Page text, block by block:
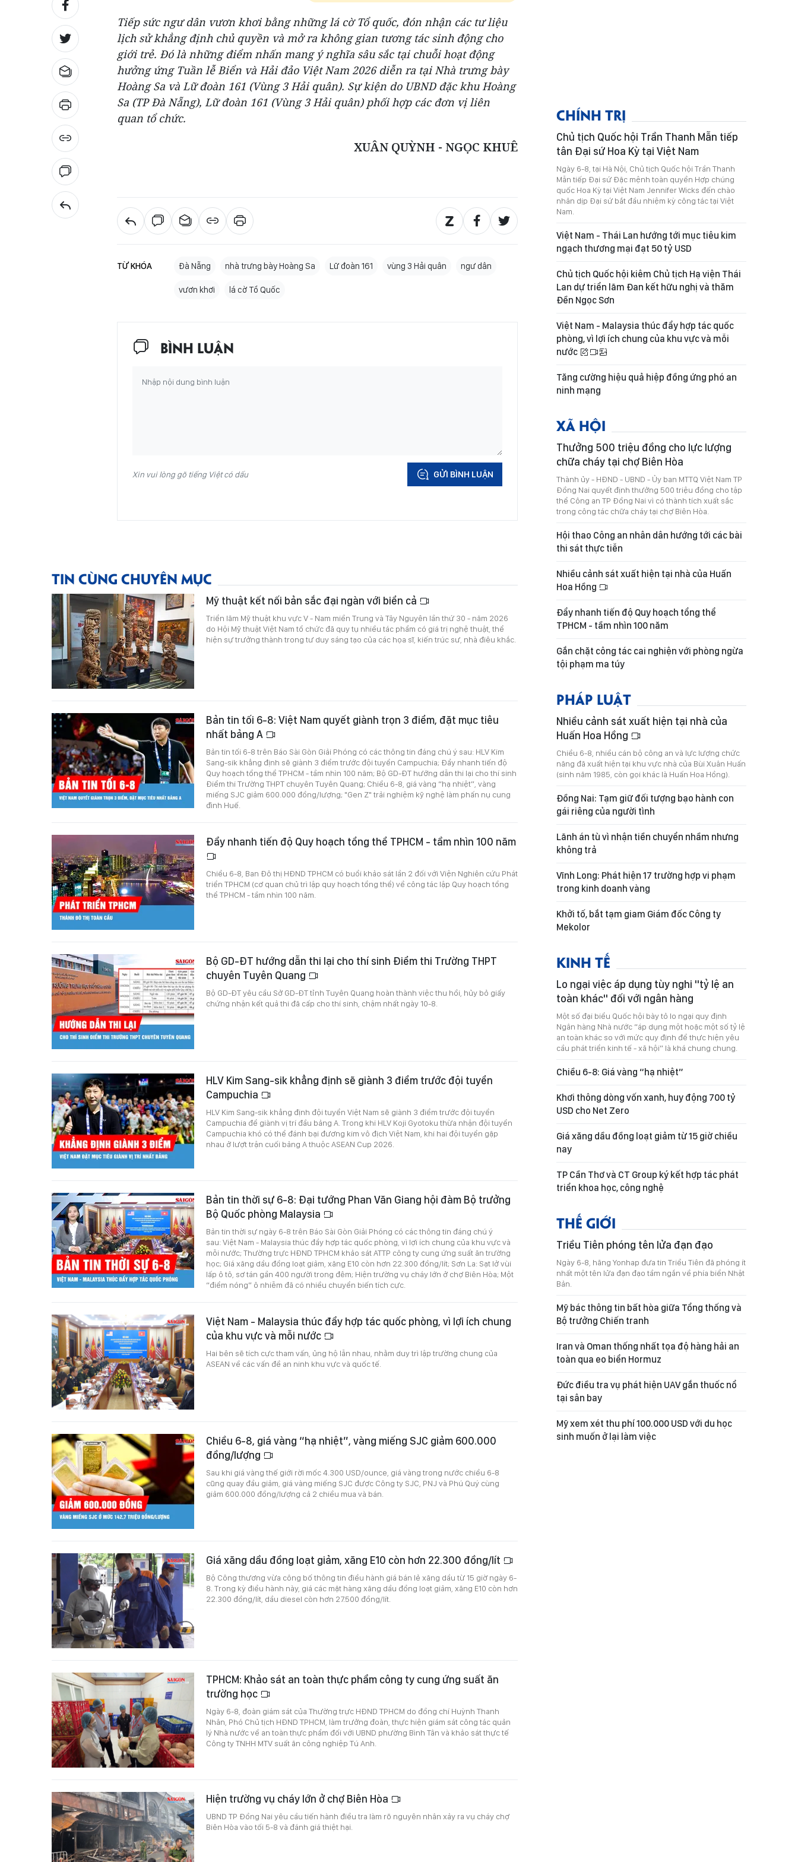
Tiếp sức ngư dân vươn khơi bằng những lá cờ Tổ quốc, đón nhận các tư liệu
lịch sử khẳng định chủ quyền và mở ra không gian tương tác sinh động cho
giới trẻ. Đó là những điểm nhấn mang ý nghĩa sâu sắc tại chuỗi hoạt động
hưởng ứng Tuần lễ Biển và Hải đảo Việt Nam 2026 diễn ra tại Nhà trưng bày
Hoàng Sa và Lữ đoàn 161 (Vùng 3 Hải quân). Sự kiện do UBND đặc khu Hoàng
Sa (TP Đà Nẵng), Lữ đoàn 161 (Vùng 3 Hải quân) phối hợp các đơn vị liên
quan tổ chức.
XUÂN QUỲNH - NGỌC KHUÊ
TỪ KHÓA Đà Nẵng nhà trưng bày Hoàng Sa Lữ đoàn 161 vùng 3 Hải quân ngư dân
vươn khơi lá cờ Tổ Quốc
BÌNH LUẬN
Xin vui lòng gõ tiếng Việt có dấu GỬI BÌNH LUẬN
TIN CÙNG CHUYÊN MỤC
Mỹ thuật kết nối bản sắc đại ngàn với biển cả
Triển lãm Mỹ thuật khu vực V - Nam miền Trung và Tây Nguyên lần thứ 30 - năm 2026
do Hội Mỹ thuật Việt Nam tổ chức đã quy tụ nhiều tác phẩm có giá trị nghệ thuật, thể
hiện sự trưởng thành trong tư duy sáng tạo của các họa sĩ, kiến trúc sư, nhà điêu khắc.
Bản tin tối 6-8: Việt Nam quyết giành trọn 3 điểm, đặt mục tiêu
nhất bảng A
Bản tin tối 6-8 trên Báo Sài Gòn Giải Phóng có các thông tin đáng chú ý sau: HLV Kim
Sang-sik khẳng định sẽ giành 3 điểm trước đội tuyển Campuchia; Đẩy nhanh tiến độ
Quy hoạch tổng thể TPHCM - tầm nhìn 100 năm; Bộ GD-ĐT hướng dẫn thi lại cho thí sinh
Điểm thi Trường THPT chuyên Tuyên Quang; Chiều 6-8, giá vàng “hạ nhiệt”, vàng
miếng SJC giảm 600.000 đồng/lượng; "Gen Z" trải nghiệm kỹ nghệ làm phấn nụ cung
đình Huế.
Đẩy nhanh tiến độ Quy hoạch tổng thể TPHCM - tầm nhìn 100 năm
Chiều 6-8, Ban Đô thị HĐND TPHCM có buổi khảo sát lần 2 đối với Viện Nghiên cứu Phát
triển TPHCM (cơ quan chủ trì lập quy hoạch tổng thể) về công tác lập Quy hoạch tổng
thể TPHCM - tầm nhìn 100 năm.
Bộ GD-ĐT hướng dẫn thi lại cho thí sinh Điểm thi Trường THPT
chuyên Tuyên Quang
Bộ GD-ĐT yêu cầu Sở GD-ĐT tỉnh Tuyên Quang hoàn thành việc thu hồi, hủy bỏ giấy
chứng nhận kết quả thi đã cấp cho thí sinh, chậm nhất ngày 10-8.
HLV Kim Sang-sik khẳng định sẽ giành 3 điểm trước đội tuyển
Campuchia
HLV Kim Sang-sik khẳng định đội tuyển Việt Nam sẽ giành 3 điểm trước đội tuyển
Campuchia để giành vị trí đầu bảng A. Trong khi HLV Koji Gyotoku thừa nhận đội tuyển
Campuchia khó có thể đánh bại đương kim vô địch Việt Nam, khi hai đội tuyển gặp
nhau ở lượt trận cuối bảng A thuộc ASEAN Cup 2026.
Bản tin thời sự 6-8: Đại tướng Phan Văn Giang hội đàm Bộ trưởng
Bộ Quốc phòng Malaysia
Bản tin thời sự ngày 6-8 trên Báo Sài Gòn Giải Phóng có các thông tin đáng chú ý
sau: Việt Nam - Malaysia thúc đẩy hợp tác quốc phòng, vì lợi ích chung của khu vực và
mỗi nước; Thường trực HĐND TPHCM khảo sát ATTP công ty cung ứng suất ăn trường
học; Giá xăng dầu đồng loạt giảm, xăng E10 còn hơn 22.300 đồng/lít; Sơn La: Sạt lở vùi
lấp ô tô, sơ tán gần 400 người trong đêm; Hiện trường vụ cháy lớn ở chợ Biên Hòa; Một
“điểm nóng” ô nhiễm đã có nhiều chuyển biến tích cực.
Việt Nam - Malaysia thúc đẩy hợp tác quốc phòng, vì lợi ích chung
của khu vực và mỗi nước
Hai bên sẽ tích cực tham vấn, ủng hộ lẫn nhau, nhằm duy trì lập trường chung của
ASEAN về các vấn đề an ninh khu vực và quốc tế.
Chiều 6-8, giá vàng “hạ nhiệt”, vàng miếng SJC giảm 600.000
đồng/lượng
Sau khi giá vàng thế giới rời mốc 4.300 USD/ounce, giá vàng trong nước chiều 6-8
cũng quay đầu giảm, giá vàng miếng SJC được Công ty SJC, PNJ và Phú Quý cùng
giảm 600.000 đồng/lượng cả 2 chiều mua và bán.
Giá xăng dầu đồng loạt giảm, xăng E10 còn hơn 22.300 đồng/lít
Bộ Công thương vừa công bố thông tin điều hành giá bán lẻ xăng dầu từ 15 giờ ngày 6-
8. Trong kỳ điều hành này, giá các mặt hàng xăng dầu đồng loạt giảm, xăng E10 còn hơn
22.300 đồng/lít, dầu diesel còn hơn 27.500 đồng/lít.
TPHCM: Khảo sát an toàn thực phẩm công ty cung ứng suất ăn
trường học
Ngày 6-8, đoàn giám sát của Thường trực HĐND TPHCM do đồng chí Huỳnh Thanh
Nhân, Phó Chủ tịch HĐND TPHCM, làm trưởng đoàn, thực hiện giám sát công tác quản
lý Nhà nước về an toàn thực phẩm đối với UBND phường Bình Tân và khảo sát thực tế
Công ty TNHH MTV suất ăn công nghiệp Tú Anh.
Hiện trường vụ cháy lớn ở chợ Biên Hòa
UBND TP Đồng Nai yêu cầu tiến hành điều tra làm rõ nguyên nhân xảy ra vụ cháy chợ
Biên Hòa vào tối 5-8 và đánh giá thiệt hại.
CHÍNH TRỊ
Chủ tịch Quốc hội Trần Thanh Mẫn tiếp
tân Đại sứ Hoa Kỳ tại Việt Nam
Ngày 6-8, tại Hà Nội, Chủ tịch Quốc hội Trần Thanh
Mẫn tiếp Đại sứ Đặc mệnh toàn quyền Hợp chúng
quốc Hoa Kỳ tại Việt Nam Jennifer Wicks đến chào
nhân dịp Đại sứ bắt đầu nhiệm kỳ công tác tại Việt
Nam.
Việt Nam - Thái Lan hướng tới mục tiêu kim
ngạch thương mại đạt 50 tỷ USD
Chủ tịch Quốc hội kiêm Chủ tịch Hạ viện Thái
Lan dự triển lãm Đan kết hữu nghị và thăm
Đền Ngọc Sơn
Việt Nam - Malaysia thúc đẩy hợp tác quốc
phòng, vì lợi ích chung của khu vực và mỗi
nước
Tăng cường hiệu quả hiệp đồng ứng phó an
ninh mạng
XÃ HỘI
Thưởng 500 triệu đồng cho lực lượng
chữa cháy tại chợ Biên Hòa
Thành ủy - HĐND - UBND - Ủy ban MTTQ Việt Nam TP
Đồng Nai quyết định thưởng 500 triệu đồng cho tập
thể Công an TP Đồng Nai vì có thành tích xuất sắc
trong công tác chữa cháy tại chợ Biên Hòa.
Hội thao Công an nhân dân hướng tới các bài
thi sát thực tiễn
Nhiều cảnh sát xuất hiện tại nhà của Huấn
Hoa Hồng
Đẩy nhanh tiến độ Quy hoạch tổng thể
TPHCM - tầm nhìn 100 năm
Gắn chặt công tác cai nghiện với phòng ngừa
tội phạm ma túy
PHÁP LUẬT
Nhiều cảnh sát xuất hiện tại nhà của
Huấn Hoa Hồng
Chiều 6-8, nhiều cán bộ công an và lực lượng chức
năng đã xuất hiện tại khu vực nhà của Bùi Xuân Huấn
(sinh năm 1985, còn gọi khác là Huấn Hoa Hồng).
Đồng Nai: Tạm giữ đối tượng bạo hành con
gái riêng của người tình
Lãnh án tù vì nhận tiền chuyển nhầm nhưng
không trả
Vĩnh Long: Phát hiện 17 trường hợp vi phạm
trong kinh doanh vàng
Khởi tố, bắt tạm giam Giám đốc Công ty
Mekolor
KINH TẾ
Lo ngại việc áp dụng tùy nghi "tỷ lệ an
toàn khác" đối với ngân hàng
Một số đại biểu Quốc hội bày tỏ lo ngại quy định
Ngân hàng Nhà nước “áp dụng một hoặc một số tỷ lệ
an toàn khác so với mức quy định để thực hiện yêu
cầu phát triển kinh tế - xã hội” là khá chung chung.
Chiều 6-8: Giá vàng “hạ nhiệt”
Khơi thông dòng vốn xanh, huy động 700 tỷ
USD cho Net Zero
Giá xăng dầu đồng loạt giảm từ 15 giờ chiều
nay
TP Cần Thơ và CT Group ký kết hợp tác phát
triển khoa học, công nghệ
THẾ GIỚI
Triều Tiên phóng tên lửa đạn đạo
Ngày 6-8, hãng Yonhap đưa tin Triều Tiên đã phóng ít
nhất một tên lửa đạn đạo tầm ngắn về phía biển Nhật
Bản.
Mỹ bác thông tin bất hòa giữa Tổng thống và
Bộ trưởng Chiến tranh
Iran và Oman thống nhất tọa độ hàng hải an
toàn qua eo biển Hormuz
Đức điều tra vụ phát hiện UAV gắn thuốc nổ
tại sân bay
Mỹ xem xét thu phí 100.000 USD với du học
sinh muốn ở lại làm việc